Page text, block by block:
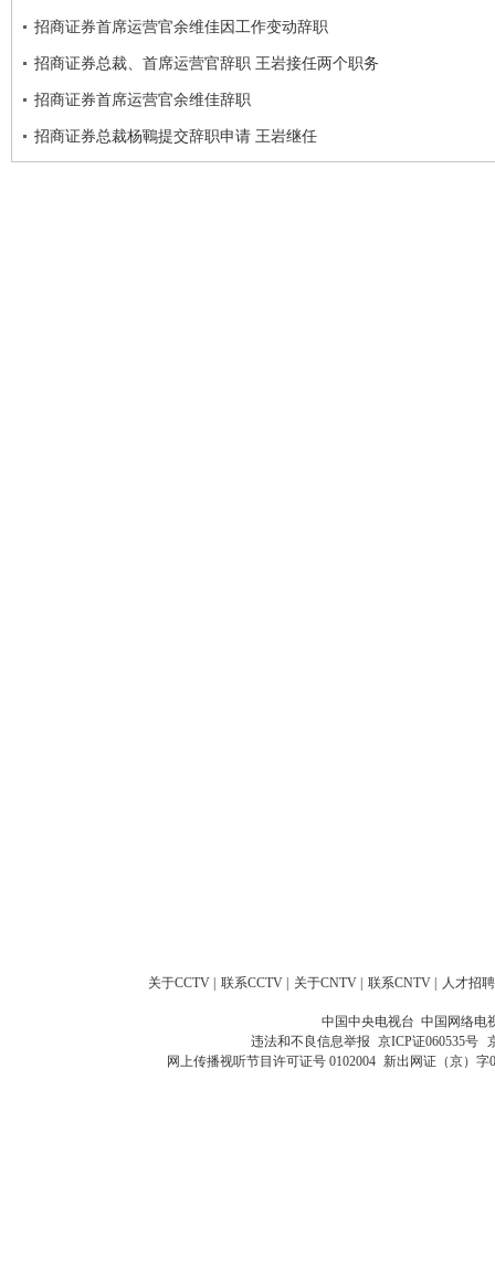
招商证券首席运营官余维佳因工作变动辞职
招商证券总裁、首席运营官辞职 王岩接任两个职务
招商证券首席运营官余维佳辞职
招商证券总裁杨鶤提交辞职申请 王岩继任
关于CCTV 联系CCTV 关于CNTV 联系CNTV 人才招聘
中国中央电视台 中国网络电
违法和不良信息举报 京ICP证060535号
网上传播视听节目许可证号 0102004 新出网证（京）